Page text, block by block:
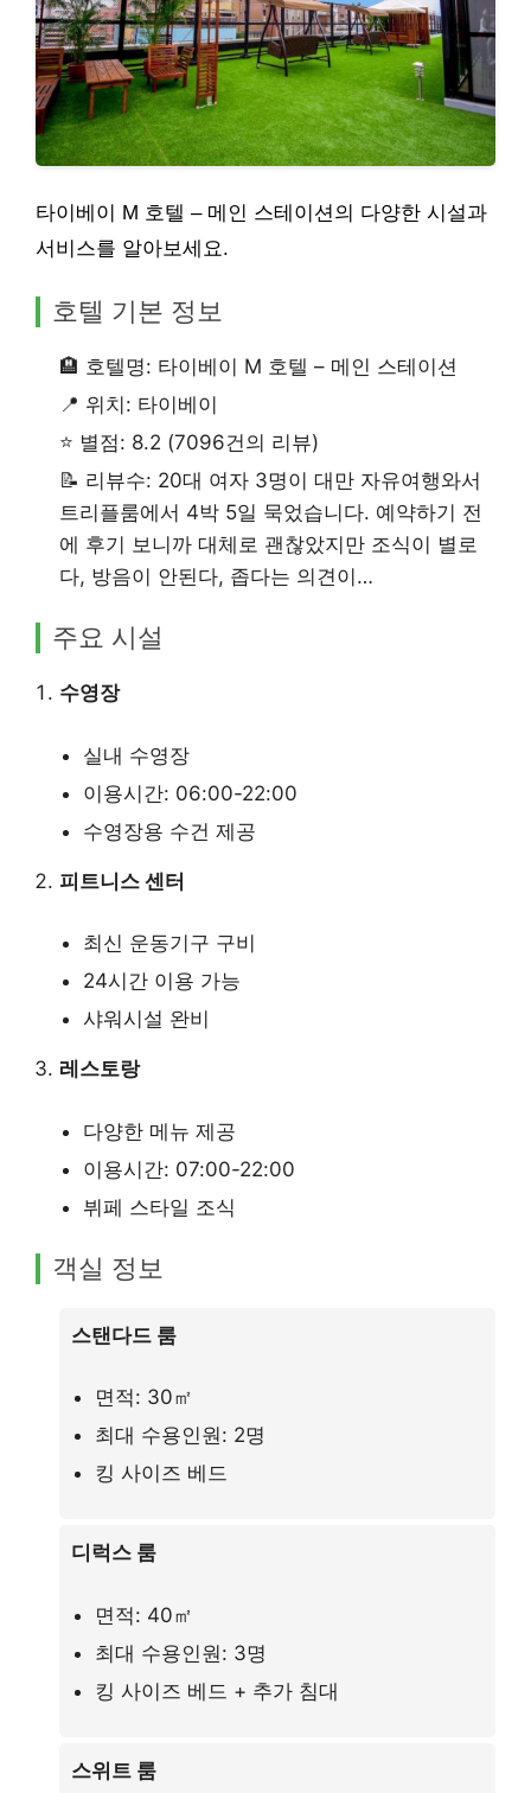
타이베이 M 호텔 – 메인 스테이션의 다양한 시설과
서비스를 알아보세요.
호텔 기본 정보
🏨 호텔명: 타이베이 M 호텔 – 메인 스테이션
📍 위치: 타이베이
⭐ 별점: 8.2 (7096건의 리뷰)
📝 리뷰수: 20대 여자 3명이 대만 자유여행와서
트리플룸에서 4박 5일 묵었습니다. 예약하기 전
에 후기 보니까 대체로 괜찮았지만 조식이 별로
다, 방음이 안된다, 좁다는 의견이…
주요 시설
수영장
실내 수영장
이용시간: 06:00-22:00
수영장용 수건 제공
피트니스 센터
최신 운동기구 구비
24시간 이용 가능
샤워시설 완비
레스토랑
다양한 메뉴 제공
이용시간: 07:00-22:00
뷔페 스타일 조식
객실 정보
스탠다드 룸
면적: 30㎡
최대 수용인원: 2명
킹 사이즈 베드
디럭스 룸
면적: 40㎡
최대 수용인원: 3명
킹 사이즈 베드 + 추가 침대
스위트 룸